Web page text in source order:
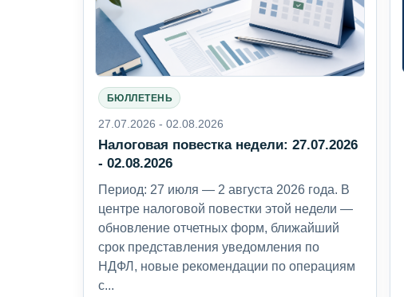
БЮЛЛЕТЕНЬ
27.07.2026 - 02.08.2026
Налоговая повестка недели: 27.07.2026
- 02.08.2026
Период: 27 июля — 2 августа 2026 года. В
центре налоговой повестки этой недели —
обновление отчетных форм, ближайший
срок представления уведомления по
НДФЛ, новые рекомендации по операциям
с...